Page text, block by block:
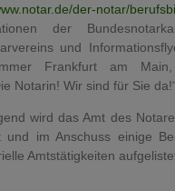
der-notar/
der
und
Frankfurt am
Notarin! Wir sind für Sie
wird das Amt des
und im Anschuss einige
Amtstätigkeiten